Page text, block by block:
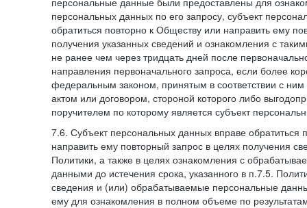
персональных данных по его запросу, субъект
обратиться повторно к Обществу или направить ему
получения указанных сведений и ознакомления с
не ранее чем через тридцать дней после
направления первоначального запроса, если более
федеральным законом, принятым в соответствии с
актом или договором, стороной которого либо
поручителем по которому является субъект
7.6. Субъект персональных данных вправе обратиться
направить ему повторный запрос в целях получения
Политики, а также в целях ознакомления с
данными до истечения срока, указанного в п.7.5.
сведения и (или) обрабатываемые персональные
ему для ознакомления в полном объеме по